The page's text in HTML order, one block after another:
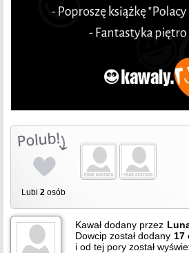
Lubi 2 osób
Kawał dodany przez
Dowcip został dodany 17
i od tej pory został